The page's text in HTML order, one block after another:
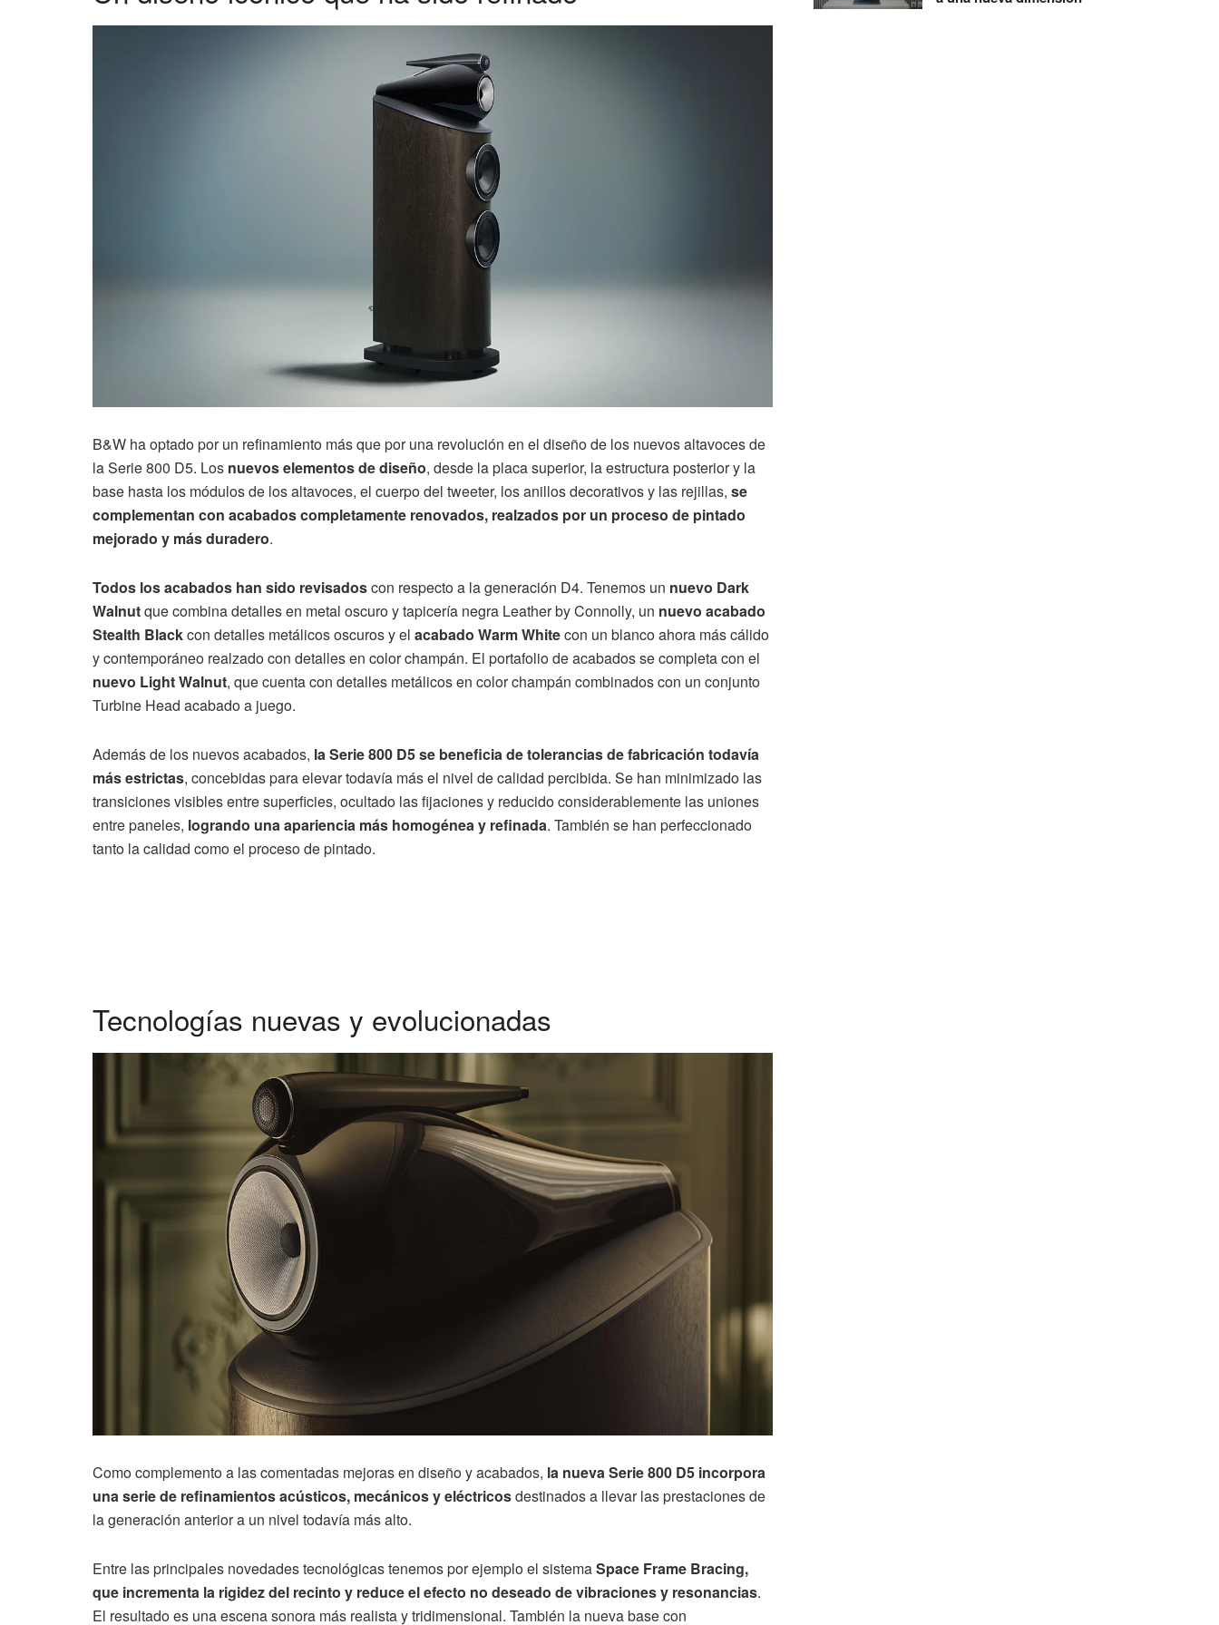
B&W ha optado por un refinamiento más que por una revolución en el diseño de los nuevos altavoces de
la Serie 800 D5. Los nuevos elementos de diseño, desde la placa superior, la estructura posterior y la
base hasta los módulos de los altavoces, el cuerpo del tweeter, los anillos decorativos y las rejillas, se
complementan con acabados completamente renovados, realzados por un proceso de pintado
mejorado y más duradero.
Todos los acabados han sido revisadoscon respecto a la generación D4. Tenemos un nuevo Dark
Walnutque combina detalles en metal oscuro y tapicería negra Leather by Connolly, un nuevo acabado
Stealth Blackcon detalles metálicos oscuros y el acabado Warm Whitecon un blanco ahora más cálido
y contemporáneo realzado con detalles en color champán. El portafolio de acabados se completa con el
nuevo Light Walnut, que cuenta con detalles metálicos en color champán combinados con un conjunto
Turbine Head acabado a juego.
Además de los nuevos acabados, la Serie 800 D5 se beneficia de tolerancias de fabricación todavía
más estrictas, concebidas para elevar todavía más el nivel de calidad percibida. Se han minimizado las
transiciones visibles entre superficies, ocultado las fijaciones y reducido considerablemente las uniones
entre paneles, logrando una apariencia más homogénea y refinada. También se han perfeccionado
tanto la calidad como el proceso de pintado.
Tecnologías nuevas y evolucionadas
Como complemento a las comentadas mejoras en diseño y acabados, la nueva Serie 800 D5 incorpora
una serie de refinamientos acústicos, mecánicos y eléctricosdestinados a llevar las prestaciones de
la generación anterior a un nivel todavía más alto.
Entre las principales novedades tecnológicas tenemos por ejemplo el sistemaSpace Frame Bracing,
que incrementa la rigidez del recinto y reduce el efecto no deseado de vibraciones y resonancias.
El resultado es una escena sonora más realista y tridimensional. También la nueva base con